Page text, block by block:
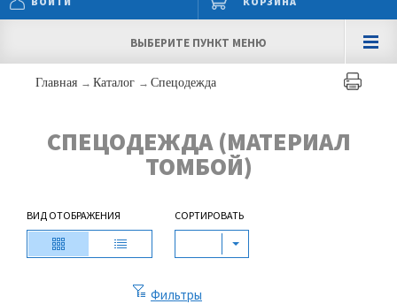
ВЫБЕРИТЕ ПУНКТ МЕНЮ
Главная → Каталог → Спецодежда
СПЕЦОДЕЖДА (МАТЕРИАЛ
ТОМБОЙ)
ВИД ОТОБРАЖЕНИЯ СОРТИРОВАТЬ
Фильтры